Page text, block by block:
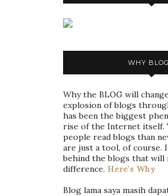
WHY
Why the BLOG will
explosion of blogs
has been the biggest
rise of the Internet itself.
people read blogs than
are just a tool, of course.
behind the blogs that will
difference. Here's Why
Blog lama saya masih